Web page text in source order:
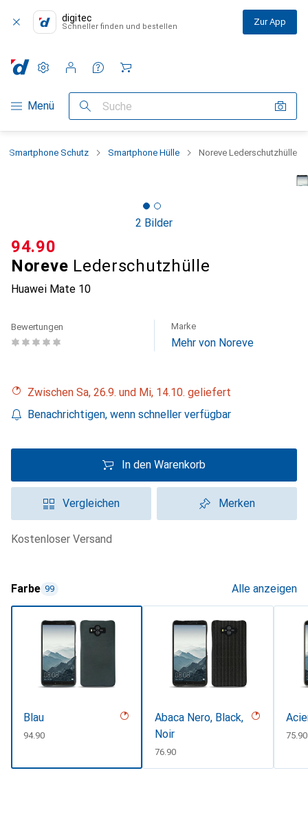
digitec
Schneller finden und bestellen Zur App
Navigation nach Kategorien
Menü Suche
Einstellungen
Kundenkonto
Vergleichslisten
Merklisten
Warenkorb
Smartphone Schutz Smartphone Hülle Noreve Lederschutzhülle
2 Bilder
Noreve Lederschutzhülle
Huawei Mate 10
CHF
94.90
Bewertungen Marke
Mehr von Noreve
Zwischen Sa, 26.9. und Mi, 14.10. geliefert
Benachrichtigen, wenn schneller verfügbar
In den Warenkorb
Vergleichen Merken
kostenloser Versand
Farbe 99 Alle anzeigen
Blau
CHF
94.90
Abaca Nero, Black,
Noir
CHF
76.90
CHF
75.90